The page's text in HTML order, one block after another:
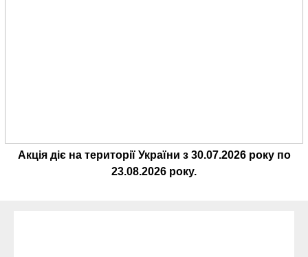
Акція діє на території України з 30.07.2026року по
23.08.2026 року.